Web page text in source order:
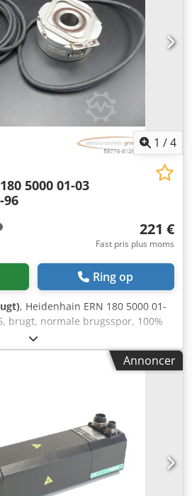
1 /4
5000 01-03
96
221 €
Fast pris plus moms
Ring op
, Heidenhain ERN 180 5000 01-
brugt, normale brugsspor, 100%
som vist på billederne. Crjdpfx
Annoncer